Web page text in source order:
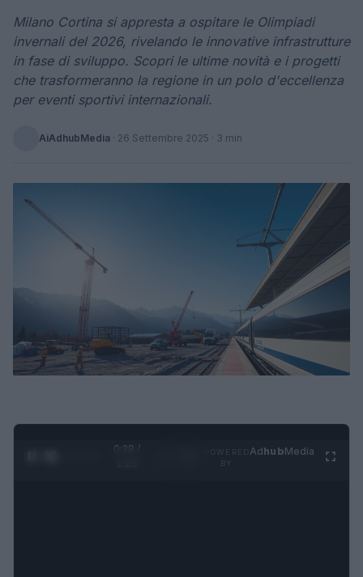
Milano Cortina si appresta a ospitare le Olimpiadi
invernali del 2026, rivelando le innovative infrastrutture
in fase di sviluppo. Scopri le ultime novità e i progetti
che trasformeranno la regione in un polo d'eccellenza
per eventi sportivi internazionali.
AiAdhubMedia · 26 Settembre 2025 · 3 min
0:29 /
AdhubMedia